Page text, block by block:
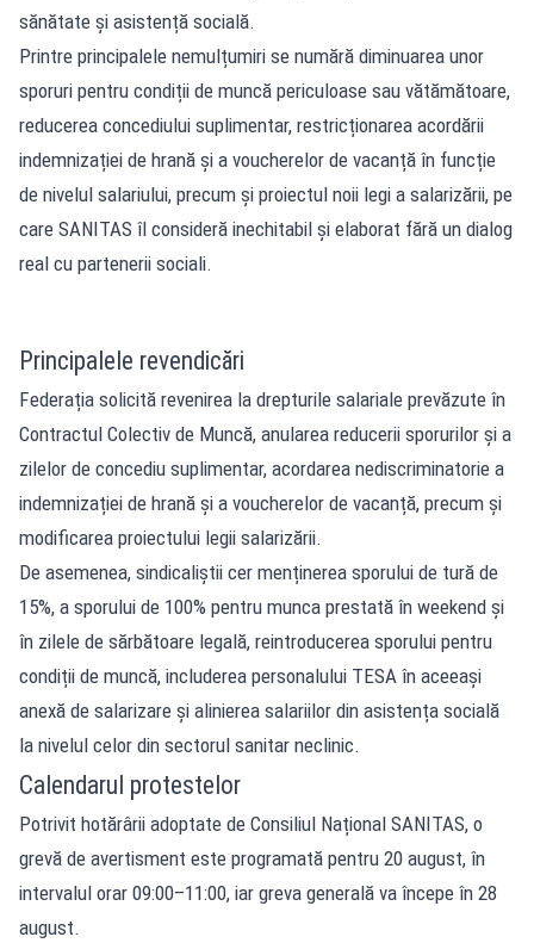
sănătate și asistență socială.
Printre principalele nemulțumiri se numără diminuarea unor
sporuri pentru condiții de muncă periculoase sau vătămătoare,
reducerea concediului suplimentar, restricționarea acordării
indemnizației de hrană și a voucherelor de vacanță în funcție
de nivelul salariului, precum și proiectul noii legi a salarizării, pe
care SANITAS îl consideră inechitabil și elaborat fără un dialog
real cu partenerii sociali.
Principalele revendicări
Federația solicită revenirea la drepturile salariale prevăzute în
Contractul Colectiv de Muncă, anularea reducerii sporurilor și a
zilelor de concediu suplimentar, acordarea nediscriminatorie a
indemnizației de hrană și a voucherelor de vacanță, precum și
modificarea proiectului legii salarizării.
De asemenea, sindicaliștii cer menținerea sporului de tură de
15%, a sporului de 100% pentru munca prestată în weekend și
în zilele de sărbătoare legală, reintroducerea sporului pentru
condiții de muncă, includerea personalului TESA în aceeași
anexă de salarizare și alinierea salariilor din asistența socială
la nivelul celor din sectorul sanitar neclinic.
Calendarul protestelor
Potrivit hotărârii adoptate de Consiliul Național SANITAS, o
grevă de avertisment este programată pentru 20 august, în
intervalul orar 09:00–11:00, iar greva generală va începe în 28
august.